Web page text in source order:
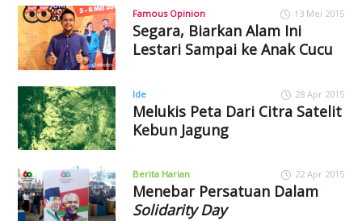
Famous Opinion 13 Mei 2015
Segara, Biarkan Alam Ini
Lestari Sampai ke Anak Cucu
Ide 28 Apr 2015
Melukis Peta Dari Citra Satelit
Kebun Jagung
Berita Harian 22 Apr 2015
Menebar Persatuan Dalam
Solidarity Day